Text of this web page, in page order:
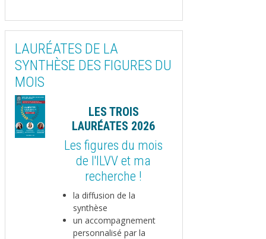
LAURÉATES DE LA
SYNTHÈSE DES FIGURES DU
MOIS
LES TROIS
LAURÉATES 2026
Les figures du mois
de l'ILVV et ma
recherche !
la diffusion de la
synthèse
un accompagnement
personnalisé par la